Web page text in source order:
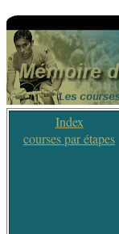
Index
courses par étapes